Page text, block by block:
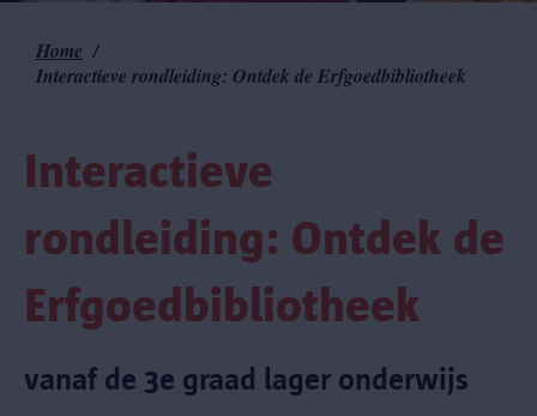
Kruimelpad
Home
Interactieve rondleiding: Ontdek de Erfgoedbibliotheek
Interactieve
rondleiding: Ontdek de
Erfgoedbibliotheek
vanaf de 3e graad lager onderwijs